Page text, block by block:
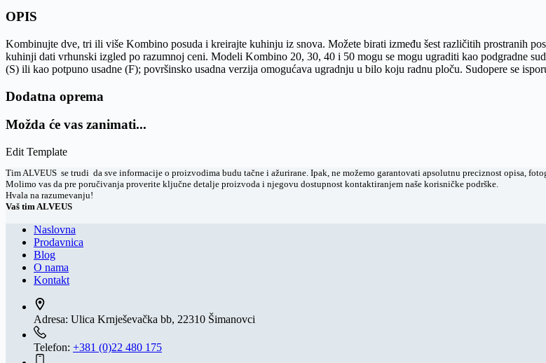
OPIS
Kombinujte dve, tri ili više Kombino posuda i kreirajte kuhinju iz snova. Možete birati između šest različitih prostranih
kuhinji dati vrhunski izgled po razumnoj ceni. Modeli Kombino 20, 30, 40 i 50 mogu se mogu ugraditi kao podgradne
(S) ili kao potpuno usadne (F); površinsko usadna verzija omogućava ugradnju u bilo koju radnu ploču. Sudopere se
Dodatna oprema
Možda će vas zanimati...
Edit Template
Tim ALVEUS se trudi da sve informacije o proizvodima budu tačne i ažurirane. Ipak, ne možemo garantovati apsolutnu preciznost opisa,
Molimo vas da pre poručivanja proverite ključne detalje proizvoda i njegovu dostupnost kontaktiranjem naše korisničke podrške.
Hvala na razumevanju!
Vaš tim ALVEUS
Naslovna
Prodavnica
Blog
O nama
Kontakt
Adresa: Ulica Krnješevačka bb, 22310 Šimanovci
Telefon: +381 (0)22 480 175